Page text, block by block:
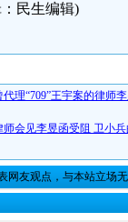
民生编辑)
代理“709”王宇案的律师
师会见李昱函受阻 卫小
网友观点，与本站立场